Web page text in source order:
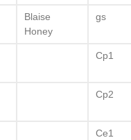
Blaise
Honey
gs
Cp1
Cp2
Ce1